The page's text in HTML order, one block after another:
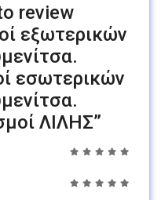
review
εξωτερικών
εσωτερικών
ΛΙΛΗΣ”